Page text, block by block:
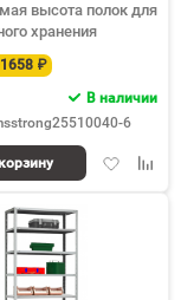
высота полок для
хранения
₽
В наличии
6
Добавить